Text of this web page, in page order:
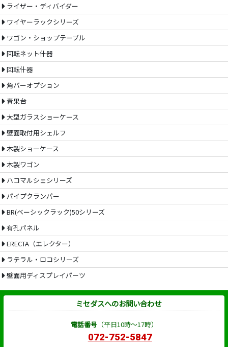
ライザー・ディバイダー
ワイヤーラックシリーズ
ワゴン・ショップテーブル
回転ネット什器
回転什器
角バーオプション
青果台
大型ガラスショーケース
壁面取付用シェルフ
木製ショーケース
木製ワゴン
ハコマルシェシリーズ
パイプクランパー
BR(ベーシックラック)50シリーズ
有孔パネル
ERECTA（エレクター）
ラテラル・ロコシリーズ
壁面用ディスプレイパーツ
ミセダスへのお問い合わせ
電話番号（平日10時～17時）
072-752-5847